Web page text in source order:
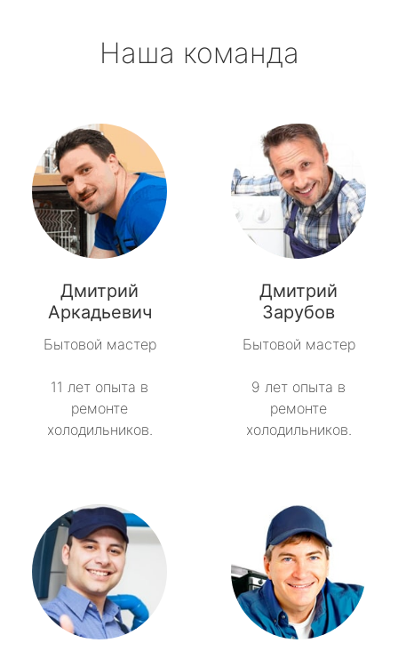
Наша команда
Дмитрий
Аркадьевич
Бытовой мастер
11 лет опыта в
ремонте
холодильников.
Дмитрий
Зарубов
Бытовой мастер
9 лет опыта в
ремонте
холодильников.